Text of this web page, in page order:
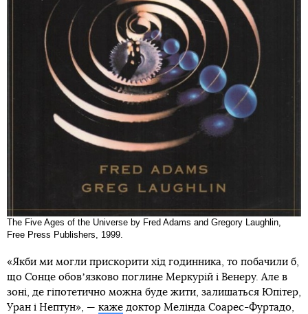
The Five Ages of the Universe by Fred Adams and Gregory Laughlin,
Free Press Publishers, 1999.
«Якби ми могли прискорити хід годинника, то побачили б,
що Сонце обовʼязково поглине Меркурій і Венеру. Але в
зоні, де гіпотетично можна буде жити, залишаться Юпітер,
Уран і Нептун», — каже доктор Мелінда Соарес-Фуртадо,